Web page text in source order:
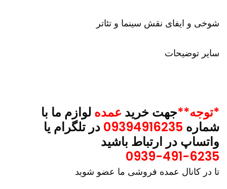
شوخی و ایفای نقش سینما و تئاتر
سایر توضیحات
*توجه**جهت خرید عمده لوازم ما با
شماره
در تلگرام یا
واتساپ در ارتباط باشید
0939-491-6235
تا در کانال عمده فروشی ما عضو شوید